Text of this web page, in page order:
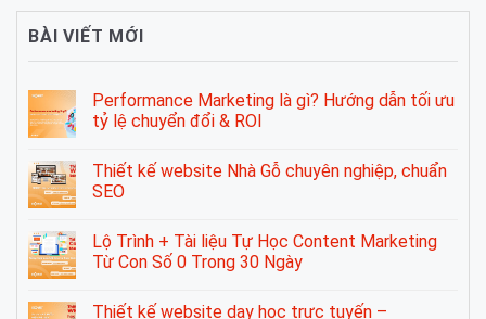
BÀI VIẾT MỚI
Performance Marketing là gì? Hướng dẫn tối ưu
tỷ lệ chuyển đổi & ROI
Thiết kế website Nhà Gỗ chuyên nghiệp, chuẩn
SEO
Lộ Trình + Tài liệu Tự Học Content Marketing
Từ Con Số 0 Trong 30 Ngày
Thiết kế website dạy học trực tuyến –